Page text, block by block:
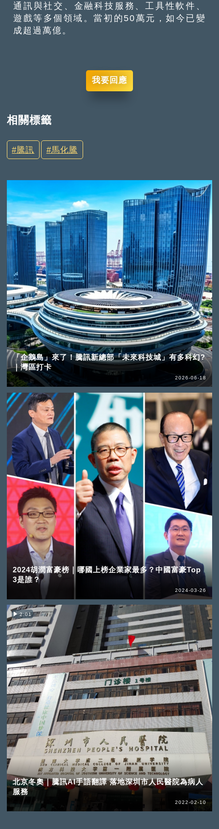
通訊與社交、金融科技服務、工具性軟件、
遊戲等多個領域。當初的50萬元，如今已變
成超過萬億。
我要回應
相關標籤
騰訊 馬化騰
「企鵝島」來了！騰訊新總部「未來科技城」有多科幻?
｜灣區打卡
2026-06-18
2024胡潤富豪榜｜哪國上榜企業家最多？中國富豪Top
3是誰？
2024-03-26
2:01
北京冬奧｜騰訊AI手語翻譯 落地深圳市人民醫院為病人
服務
2022-02-10